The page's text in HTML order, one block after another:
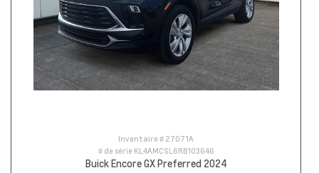
Inventaire # 27071A
# de série KL4AMCSL6RB103646
Buick Encore GX Preferred 2024